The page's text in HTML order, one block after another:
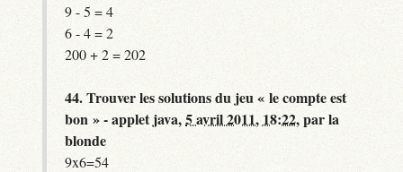
9 - 5 = 4
6 - 4 = 2
200 + 2 = 202
44.Trouver les solutions du jeu « le compte est
bon » - applet java,5 avril 2011, 18:22,parla
blonde
9x6=54